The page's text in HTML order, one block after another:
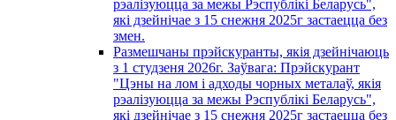
рэалізуюцца за межы Рэспублікі Беларусь",
які дзейнічае з 15 снежня 2025г застаецца без
змен.
Размешчаны прэйскуранты, якія дзейнічаюць
з 1 студзеня 2026г. Заўвага: Прэйскурант
"Цэны на лом і адходы чорных металаў, якія
рэалізуюцца за межы Рэспублікі Беларусь",
які дзейнічае з 15 снежня 2025г застаецца без